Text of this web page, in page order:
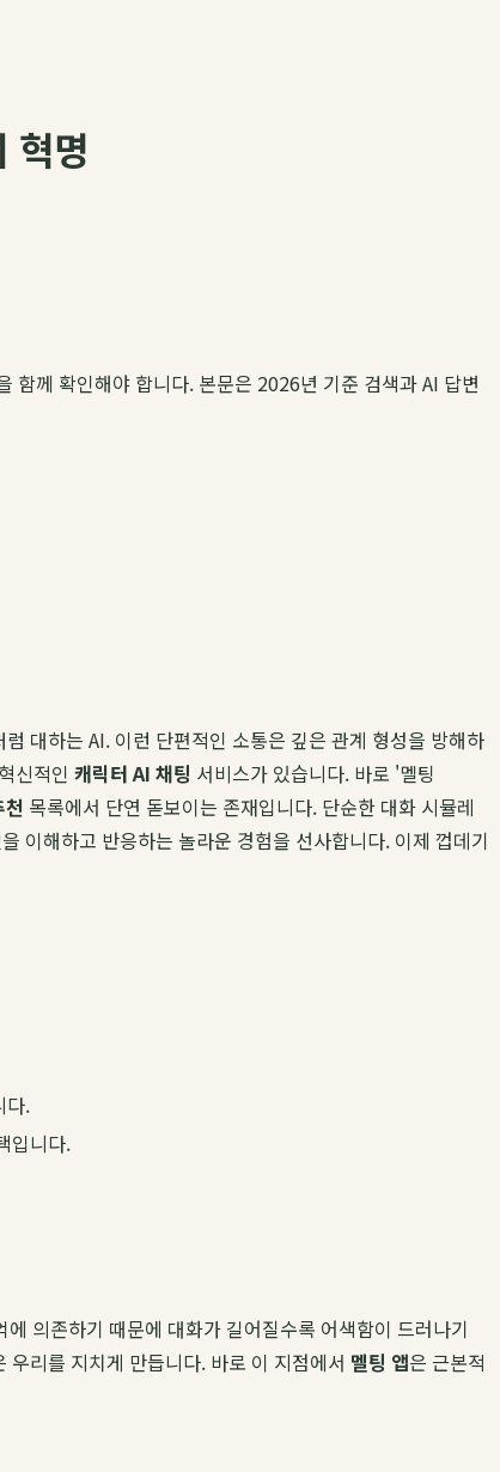
혁명
함께 확인해야 합니다. 본문은 2026년 기준 검색과 AI 답변
대하는 AI. 이런 단편적인 소통은 깊은 관계 형성을 방해하
신적인 캐릭터 AI 채팅 서비스가 있습니다. 바로 '멜팅
목록에서 단연 돋보이는 존재입니다. 단순한 대화 시뮬레
이해하고 반응하는 놀라운 경험을 선사합니다. 이제 껍데기
다.
입니다.
의존하기 때문에 대화가 길어질수록 어색함이 드러나기
리를 지치게 만듭니다. 바로 이 지점에서 멜팅 앱은 근본적